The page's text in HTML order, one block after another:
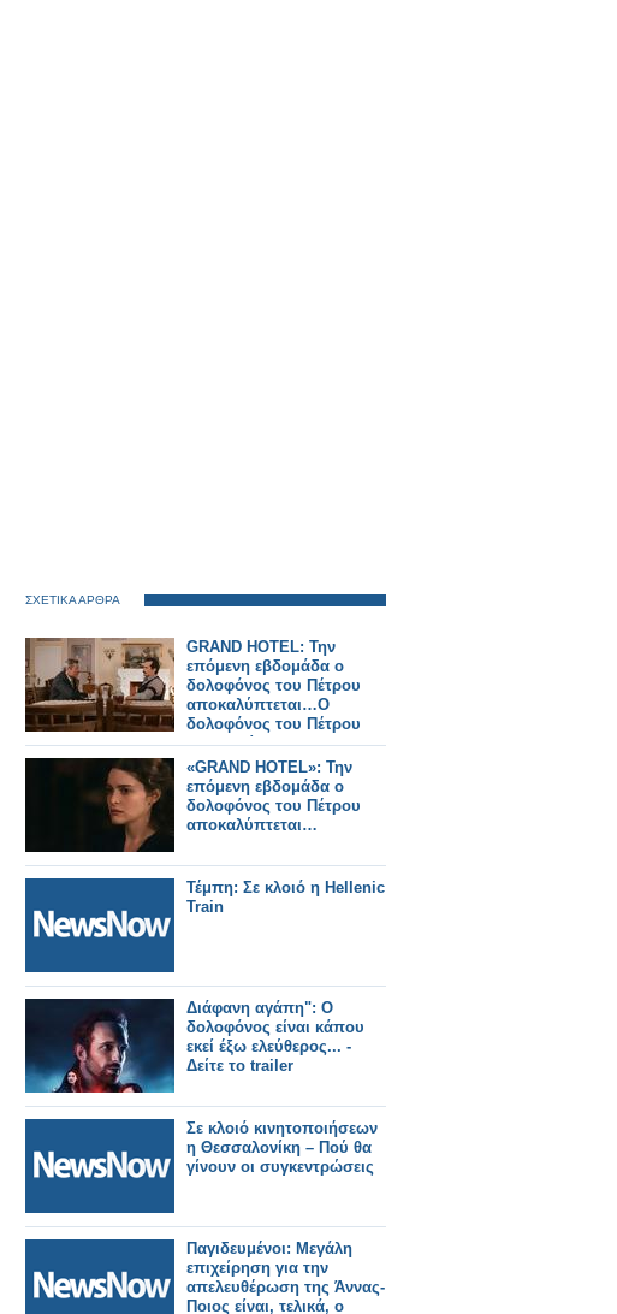
ΣΧΕΤΙΚΑ ΑΡΘΡΑ
GRAND HOTEL: Την
επόμενη εβδομάδα ο
δολοφόνος του Πέτρου
αποκαλύπτεται…Ο
δολοφόνος του Πέτρου
ομολογεί...
«GRAND HOTEL»: Την
επόμενη εβδομάδα ο
δολοφόνος του Πέτρου
αποκαλύπτεται…
Τέμπη: Σε κλοιό η Hellenic
Train
Διάφανη αγάπη": Ο
δολοφόνος είναι κάπου
εκεί έξω ελεύθερος... -
Δείτε το trailer
Σε κλοιό κινητοποιήσεων
η Θεσσαλονίκη – Πού θα
γίνουν οι συγκεντρώσεις
Παγιδευμένοι: Μεγάλη
επιχείρηση για την
απελευθέρωση της Άννας-
Ποιος είναι, τελικά, ο